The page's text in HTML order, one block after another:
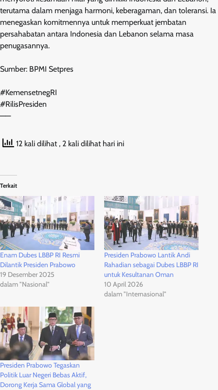
terutama dalam menjaga harmoni, keberagaman, dan toleransi. Ia
menegaskan komitmennya untuk memperkuat jembatan
persahabatan antara Indonesia dan Lebanon selama masa
penugasannya.
Sumber: BPMI Setpres
#KemensetnegRI
#RilisPresiden
——
12 kali dilihat , 2 kali dilihat hari ini
Terkait
Enam Dubes LBBP RI Resmi
Dilantik Presiden Prabowo
19 Desember 2025
dalam "Nasional"
Presiden Prabowo Lantik Andi
Rahadian sebagai Dubes LBBP RI
untuk Kesultanan Oman
10 April 2026
dalam "Internasional"
Presiden Prabowo Tegaskan
Politik Luar Negeri Bebas Aktif,
Dorong Kerja Sama Global yang